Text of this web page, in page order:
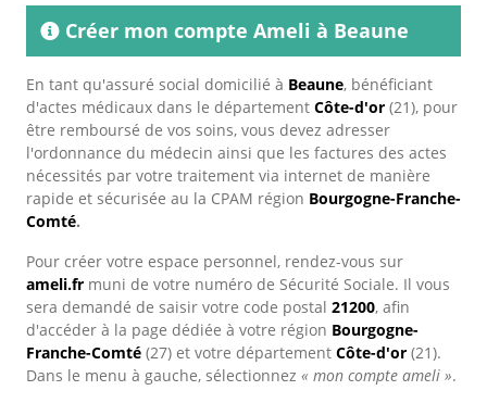
Créer mon compte Ameli à Beaune
En tant qu'assuré social domicilié à Beaune, bénéficiant
d'actes médicaux dans le département Côte-d'or (21), pour
être remboursé de vos soins, vous devez adresser
l'ordonnance du médecin ainsi que les factures des actes
nécessités par votre traitement via internet de manière
rapide et sécurisée au la CPAM région Bourgogne-Franche-
Comté.
Pour créer votre espace personnel, rendez-vous sur
ameli.fr muni de votre numéro de Sécurité Sociale. Il vous
sera demandé de saisir votre code postal 21200, afin
d'accéder à la page dédiée à votre région Bourgogne-
Franche-Comté (27) et votre département Côte-d'or (21).
Dans le menu à gauche, sélectionnez « mon compte ameli ».